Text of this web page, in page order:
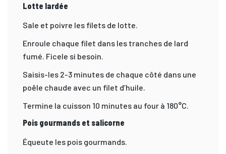
Lotte lardée
Sale et poivre les filets de lotte.
Enroule chaque filet dans les tranches de lard
fumé. Ficele si besoin.
Saisis-les 2-3 minutes de chaque côté dans une
poêle chaude avec un filet d’huile.
Termine la cuisson 10 minutes au four à 180°C.
Pois gourmands et salicorne
Équeute les pois gourmands.